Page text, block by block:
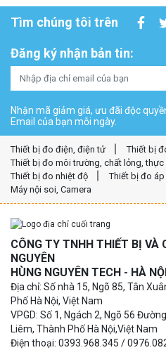
Tìm chúng tôi trên
Đăng ký nhận bản tin:
Nhận mã giảm giá, ưu đãi độc
Email của bạn mỗi ngày.
Thiết bị đo điện, điện tử
Thiết bị
Thiết bị đo môi trường, chất lỏng, thực
Thiết bị đo nhiệt độ
Thiết bị đo
Máy nội soi, Camera
CÔNG TY TNHH THIẾT BỊ VÀ
NGUYÊN
HÙNG NGUYÊN TECH - HÀ NỘI
Địa chỉ: Số nhà 15, Ngõ 85, Tân
Phố Hà Nội, Việt Nam
VPGD: Số 1, Ngách 2, Ngõ 56
Liêm, Thành Phố Hà Nội,Việt Nam
Điện thoại: 0393.968.345 /